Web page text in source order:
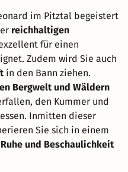
im Pitztal begeistert
reichhaltigen
für einen
Zudem wird Sie auch
in den Bann ziehen.
Bergwelt und Wäldern
den Kummer und
Inmitten dieser
Sie sich in einem
Ruhe und Beschaulichkeit